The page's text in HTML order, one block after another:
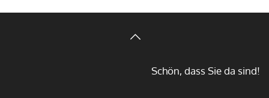
Schön, dass Sie da sind!